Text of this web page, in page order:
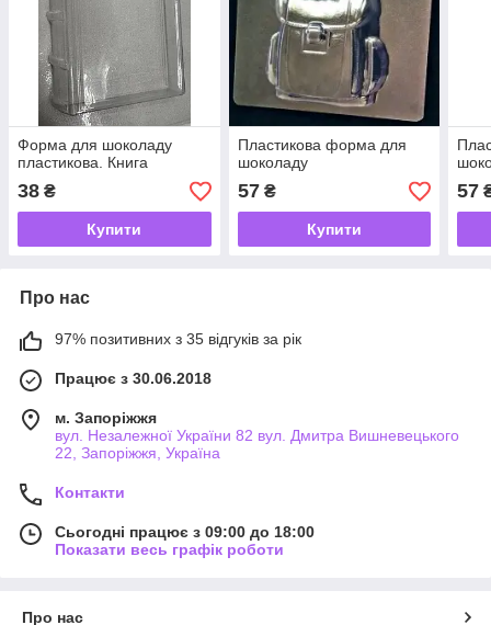
Форма для шоколаду
пластикова. Книга
38 ₴
Купити
Пластикова форма для
шоколаду
57₴
Купити
57
Про нас
97% позитивних з 35 відгуків за рік
Працює з 30.06.2018
м. Запоріжжя
вул. Незалежної України 82 вул. Дмитра Вишневецького
22, Запоріжжя, Україна
Контакти
Сьогодні працює з 09:00 до 18:00
Показати весь графік роботи
Про нас